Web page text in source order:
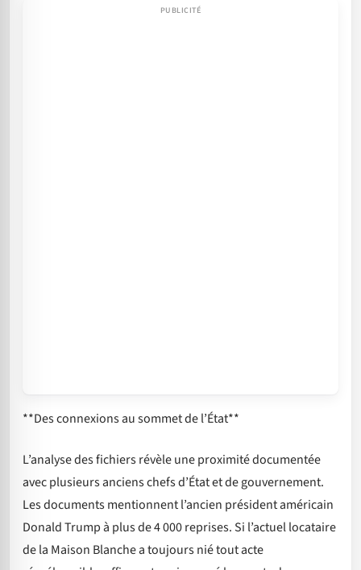
**Des connexions au sommet de l’État**
L’analyse des fichiers révèle une proximité documentée
avec plusieurs anciens chefs d’État et de gouvernement.
Les documents mentionnent l’ancien président américain
Donald Trump à plus de 4 000 reprises. Si l’actuel locataire
de la Maison Blanche a toujours nié tout acte